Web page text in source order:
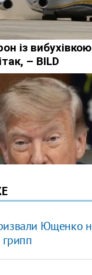
Ющенко